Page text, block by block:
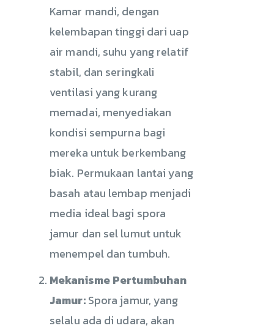
Kamar mandi, dengan
kelembapan tinggi dari uap
air mandi, suhu yang relatif
stabil, dan seringkali
ventilasi yang kurang
memadai, menyediakan
kondisi sempurna bagi
mereka untuk berkembang
biak. Permukaan lantai yang
basah atau lembap menjadi
media ideal bagi spora
jamur dan sel lumut untuk
menempel dan tumbuh.
Mekanisme Pertumbuhan
Jamur:Spora jamur, yang
selalu ada di udara, akan